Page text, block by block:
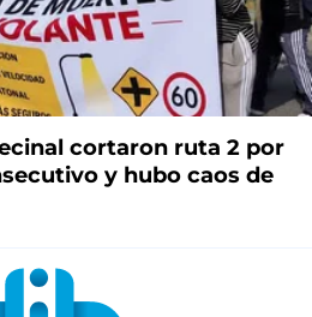
cortaron ruta 2 por
y hubo caos de